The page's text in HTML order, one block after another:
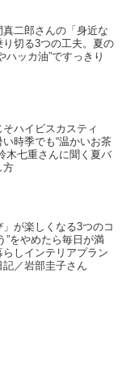
二郎さんの「身近な
り切る3つの工夫。夏の
ハッカ油”ですっきり
ハイビスカスティ
時季でも“温かいお茶
木七重さんに聞く夏バ
方
が楽しくなる3つのコ
”をやめたら毎日が満
しインテリアプラン
／岩部圭子さん